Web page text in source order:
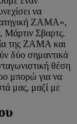
να
ZAMA»,
Μάρτιν Σβαρτς.
της ZAMA και
δύο σημαντικά
θέση
μπορώ για να
μας, μαζί με